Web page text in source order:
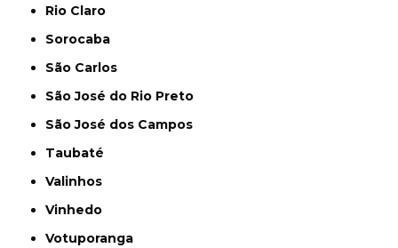
Rio Claro
Sorocaba
São Carlos
São José do Rio Preto
São José dos Campos
Taubaté
Valinhos
Vinhedo
Votuporanga